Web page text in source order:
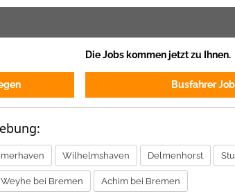
Die Jobs kommen jetzt zu Ihnen.
Busfahrer
Wilhelmshaven Delmenhorst
Weyhe bei Bremen Achim bei Bremen